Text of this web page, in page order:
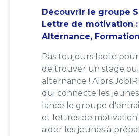
Découvrir le groupe
Lettre de motivation :
Alternance,
Pas toujours facile
de trouver un stage
alternance ! Alors
qui connecte les
lance le groupe
et lettres de
aider les jeunes à